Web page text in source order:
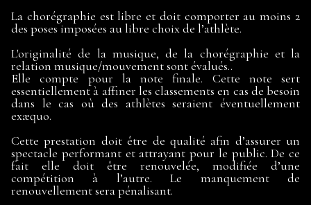
La chorégraphie est libre et doit comporter au moins 2
des poses imposées au libre choix de l’athlète.
L'originalité de la musique, de la chorégraphie et la
relation musique/mouvement sont évalués..
Elle compte pour la note finale. Cette note sert
essentiellement à affiner les classements en cas de besoin
dans le cas où des athlètes seraient éventuellement
exæquo.
Cette prestation doit être de qualité afin d’assurer un
spectacle performant et attrayant pour le public. De ce
fait elle doit être renouvelée, modifiée d’une
compétition à l’autre. Le manquement de
renouvellement sera pénalisant.